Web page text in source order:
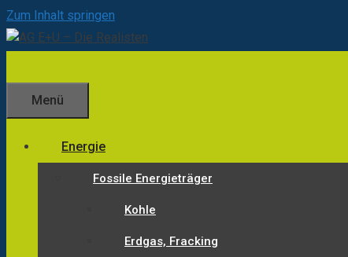
Zum Inhalt springen
Menü
Energie
Fossile Energieträger
Kohle
Erdgas, Fracking